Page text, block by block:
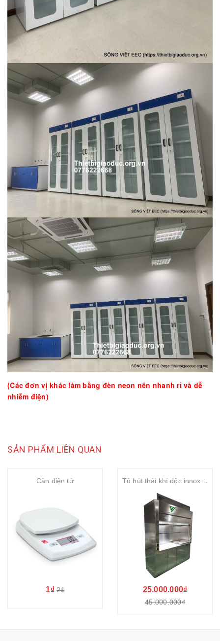
(Các đơn vị khác làm bằng đèn neon nên nhanh rỉ và dễ
nhiễm điện)
SẢN PHẨM LIÊN QUAN
Cân điện tử
1₫ 2₫ 25.000.000₫
45.000.000₫